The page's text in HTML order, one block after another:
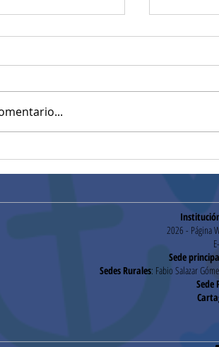
estandarizadas
2026 - Página
Sede
Sedes Rurales: Fabio Salazar
Sede